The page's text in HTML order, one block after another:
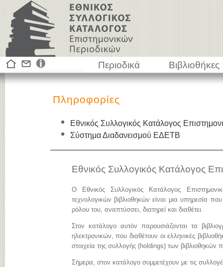
Περιοδικά Βιβλιοθήκες
Πληροφορίες
Εθνικός Συλλογικός Κατάλογος
Σύστημα Διαδανεισμού ΕΔΕΤΒ
Εθνικός Συλλογικός Κατάλογος
Ο Εθνικός Συλλογικός Κατάλογος
τεχνολογικών βιβλιοθηκών είναι μια υπηρεσία
ρόλου του, αναπτύσσει, διατηρεί και διαθέτει.
Στον κατάλογο αυτόν παρουσιάζονται τα
ηλεκτρονικών, που διαθέτουν οι ελληνικές
στοιχεία της συλλογής (holdings) των βιβλιοθηκών
Σήμερα, στον κατάλογο συμμετέχουν με τις